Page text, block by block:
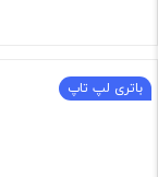
باتری لپ تاپ